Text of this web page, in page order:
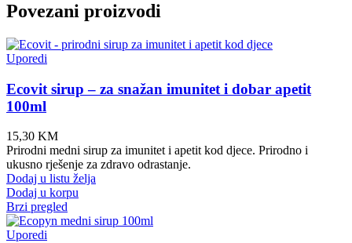
Povezani proizvodi
Uporedi
Ecovit sirup – za snažan imunitet i dobar apetit
100ml
15,30 KM
Prirodni medni sirup za imunitet i apetit kod djece. Prirodno i
ukusno rješenje za zdravo odrastanje.
Dodaj u listu želja
Dodaj u korpu
Brzi pregled
Uporedi